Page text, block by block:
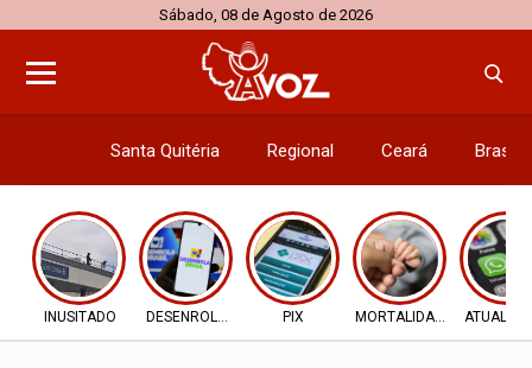
Sábado, 08 de Agosto de 2026
Santa Quitéria Regional Ceará Brasil
INUSITADO DESENROLA 2.0 PIX MORTALIDADE INFANTIL